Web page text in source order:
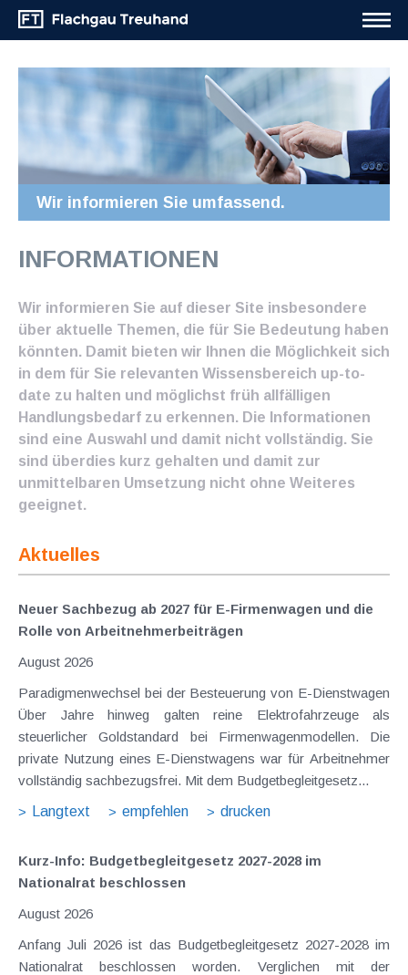
Wir informieren Sie umfassend.
INFORMATIONEN
Wir informieren Sie auf dieser Site insbesondere
über aktuelle Themen, die für Sie Bedeutung haben
könnten. Damit bieten wir Ihnen die Möglichkeit sich
in dem für Sie relevanten Wissensbereich up-to-
date zu halten und möglichst früh allfälligen
Handlungsbedarf zu erkennen. Die Informationen
sind eine Auswahl und damit nicht vollständig. Sie
sind überdies kurz gehalten und damit zur
unmittelbaren Umsetzung nicht ohne Weiteres
geeignet.
Aktuelles
Neuer Sachbezug ab 2027 für E-Firmenwagen und die
Rolle von Arbeitnehmer​­beiträgen
August 2026
Paradigmenwechsel bei der Besteuerung von E-Dienstwagen
Über Jahre hinweg galten reine Elektrofahrzeuge als
steuerlicher Goldstandard bei Firmenwagenmodellen. Die
private Nutzung eines E-Dienstwagens war für Arbeitnehmer
vollständig sachbezugsfrei. Mit dem Budgetbegleitgesetz...
Langtext
empfehlen drucken
Kurz-Info: Budgetbegleitgesetz 2027-2028 im
Nationalrat beschlossen
August 2026
Anfang Juli 2026 ist das Budgetbegleitgesetz 2027-2028 im
Nationalrat beschlossen worden. Verglichen mit der